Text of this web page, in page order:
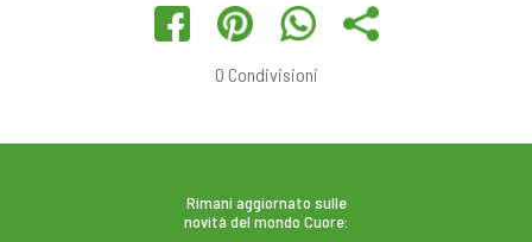
0 Condivisioni
Rimani aggiornato sulle
novità del mondo Cuore: